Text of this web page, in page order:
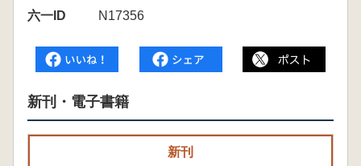
六一ID
N17356
新刊・電子書籍
新刊